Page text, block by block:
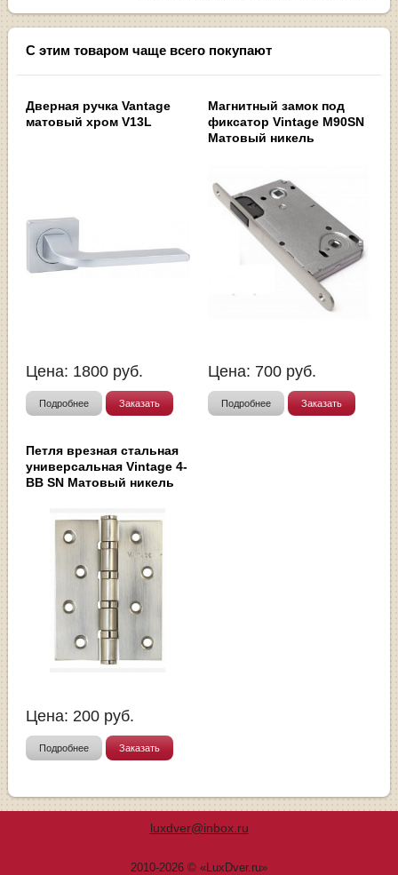
С этим товаром чаще всего покупают
Дверная ручка Vantage
матовый хром V13L
Цена: 1800 руб.
Подробнее Заказать
Магнитный замок под
фиксатор Vintage M90SN
Матовый никель
Цена: 700 руб.
Подробнее Заказать
Петля врезная стальная
универсальная Vintage 4-
BB SN Матовый никель
Цена: 200 руб.
Подробнее Заказать
luxdver@inbox.ru
2010-2026 © «LuxDver.ru»